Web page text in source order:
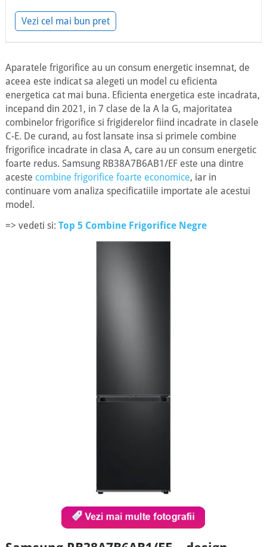
Vezi cel mai bun pret
Aparatele frigorifice au un consum energetic insemnat, de
aceea este indicat sa alegeti un model cu eficienta
energetica cat mai buna. Eficienta energetica este incadrata,
incepand din 2021, in 7 clase de la A la G, majoritatea
combinelor frigorifice si frigiderelor fiind incadrate in clasele
C-E. De curand, au fost lansate insa si primele combine
frigorifice incadrate in clasa A, care au un consum energetic
foarte redus. Samsung RB38A7B6AB1/EF este una dintre
aceste combine frigorifice foarte economice, iar in
continuare vom analiza specificatiile importate ale acestui
model.
=> vedeti si: Top 5 Combine Frigorifice Negre